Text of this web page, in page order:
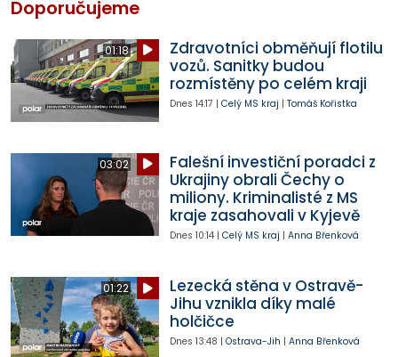
Doporučujeme
01:18
Zdravotníci obměňují flotilu
vozů. Sanitky budou
rozmístěny po celém kraji
Dnes 14:17 | Celý MS kraj | Tomáš Kořistka
03:02
Falešní investiční poradci z
Ukrajiny obrali Čechy o
miliony. Kriminalisté z MS
kraje zasahovali v Kyjevě
Dnes 10:14| Celý MS kraj | Anna Břenková
01:22
Lezecká stěna v Ostravě-
Jihu vznikla díky malé
holčičce
Dnes 13:48 | Ostrava-Jih | Anna Břenková